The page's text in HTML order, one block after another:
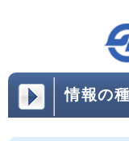
情報の